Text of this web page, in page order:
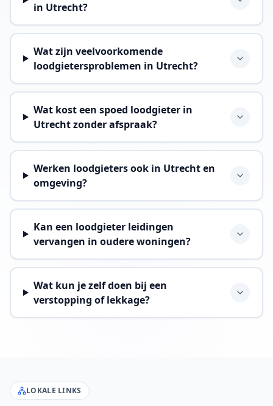
in Utrecht?
Wat zijn veelvoorkomende
loodgietersproblemen in Utrecht?
Wat kost een spoed loodgieter in
Utrecht zonder afspraak?
Werken loodgieters ook in Utrecht en
omgeving?
Kan een loodgieter leidingen
vervangen in oudere woningen?
Wat kun je zelf doen bij een
verstopping of lekkage?
LOKALE LINKS